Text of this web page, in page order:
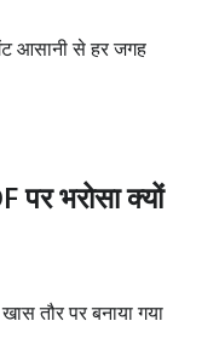
आसानी से हर जगह
भरोसा क्यों
तौर पर बनाया गया